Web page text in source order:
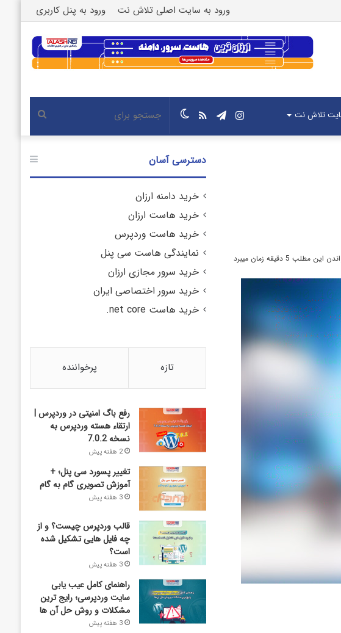
ورود به سایت اصلی تلاش نت ورود به پنل کاربری
تلاش نت جستجو تغییر
پوسته
خوراکتلگرام
اینستاگرام
این مطلب 5 دقیقه زمان میبرد
دسترسی آسان
خرید دامنه ارزان
خرید هاست ارزان
خرید هاست وردپرس
نمایندگی هاست سی پنل
خرید سرور مجازی ارزان
خرید سرور اختصاصی ایران
خرید هاست net core.
تازه پرخواننده
رفع باگ امنیتی در وردپرس |
ارتقاء هسته وردپرس به
نسخه 7.0.2
2 هفته پیش
تغییر پسورد سی پنل؛ +
آموزش تصویری گام به گام
3 هفته پیش
قالب وردپرس چیست؟ و از
چه فایل­ هایی تشکیل شده
است؟
3 هفته پیش
راهنمای کامل عیب‌ یابی
سایت وردپرسی؛ رایج‌ ترین
مشکلات و روش حل آن‌ ها
3 هفته پیش